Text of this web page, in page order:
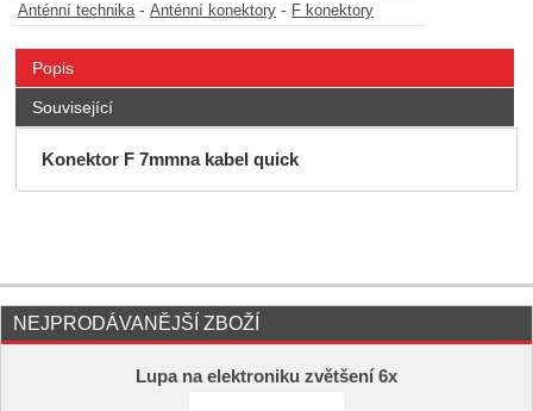
Anténní technika- Anténní konektory - F konektory
Popis
Související
Konektor F 7mmna kabel quick
NEJPRODÁVANĚJŠÍ ZBOŽÍ
Lupa na elektroniku zvětšení 6x